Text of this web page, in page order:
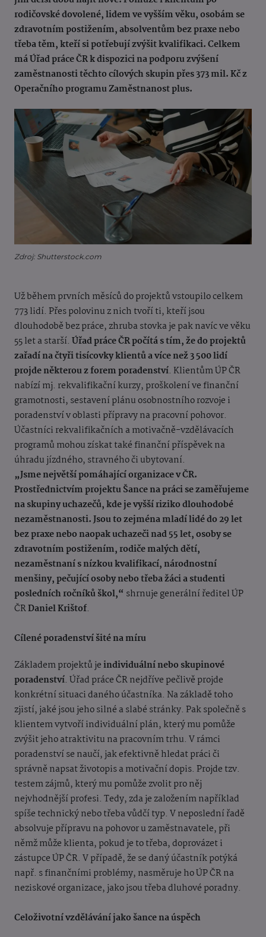
rodičovské dovolené, lidem ve vyšším věku, osobám se
zdravotním postižením, absolventům bez praxe nebo
třeba těm, kteří si potřebují zvýšit kvalifikaci. Celkem
má Úřad práce ČR k dispozici na podporu zvýšení
zaměstnanosti těchto cílových skupin přes 373 mil. Kč z
Operačního programu Zaměstnanost plus.
Zdroj: Shutterstock.com
Už během prvních měsíců do projektů vstoupilo celkem
773 lidí. Přes polovinu z nich tvoří ti, kteří jsou
dlouhodobě bez práce, zhruba stovka je pak navíc ve věku
55 let a starší. Úřad práce ČR počítá s tím, že do projektů
zařadí na čtyři tisícovky klientů a více než 3 500 lidí
projde některou z forem poradenství. Klientům ÚP ČR
nabízí mj. rekvalifikační kurzy, proškolení ve finanční
gramotnosti, sestavení plánu osobnostního rozvoje i
poradenství v oblasti přípravy na pracovní pohovor.
Účastníci rekvalifikačních a motivačně-vzdělávacích
programů mohou získat také finanční příspěvek na
úhradu jízdného, stravného či ubytovaní.
„Jsme největší pomáhající organizace v ČR.
Prostřednictvím projektu Šance na práci se zaměřujeme
na skupiny uchazečů, kde je vyšší riziko dlouhodobé
nezaměstnanosti. Jsou to zejména mladí lidé do 29 let
bez praxe nebo naopak uchazeči nad 55 let, osoby se
zdravotním postižením, rodiče malých dětí,
nezaměstnaní s nízkou kvalifikací, národnostní
menšiny, pečující osoby nebo třeba žáci a studenti
posledních ročníků škol,“ shrnuje generální ředitel ÚP
ČRDaniel Krištof.
Cílené poradenství šité na míru
Základem projektů jeindividuální nebo skupinové
poradenství. Úřad práce ČR nejdříve pečlivě projde
konkrétní situaci daného účastníka. Na základě toho
zjistí, jaké jsou jeho silné a slabé stránky. Pak společně s
klientem vytvoří individuální plán, který mu pomůže
zvýšit jeho atraktivitu na pracovním trhu. V rámci
poradenství se naučí, jak efektivně hledat práci či
správně napsat životopis a motivační dopis. Projde tzv.
testem zájmů, který mu pomůže zvolit pro něj
nejvhodnější profesi. Tedy, zda je založením například
spíše technický nebo třebavůdčí typ. V neposlední řadě
absolvuje přípravu na pohovor u zaměstnavatele, při
němž může klienta, pokud je to třeba, doprovázet i
zástupce ÚP ČR. V případě, že se daný účastník potýká
např. s finančními problémy, nasměruje ho ÚP ČR na
neziskové organizace, jako jsou třeba dluhové poradny.
Celoživotní vzdělávání jako šance na úspěch